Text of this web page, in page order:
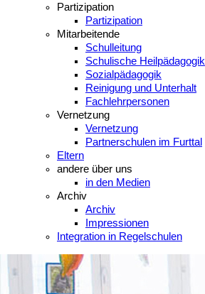
Partizipation
Partizipation
Mitarbeitende
Schulleitung
Schulische Heilpädagogik
Sozialpädagogik
Reinigung und Unterhalt
Fachlehrpersonen
Vernetzung
Vernetzung
Partnerschulen im Furttal
Eltern
andere über uns
in den Medien
Archiv
Archiv
Impressionen
Integration in Regelschulen